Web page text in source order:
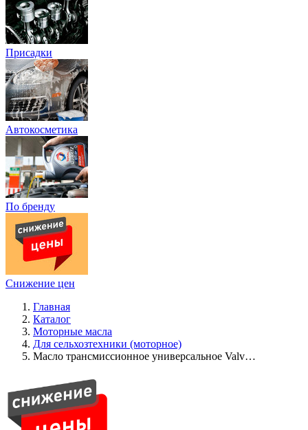
Присадки
Автокосметика
По бренду
Снижение цен
Главная
Каталог
Моторные масла
Для сельхозтехники (моторное)
Масло трансмиссионное универсальное Valv…